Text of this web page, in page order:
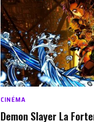
CINÉMA
Demon Slayer La